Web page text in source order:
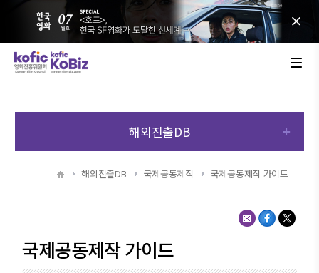
해외진출DB
해외진출DB 국제공동제작 국제공동제작 가이드
국제공동제작 가이드